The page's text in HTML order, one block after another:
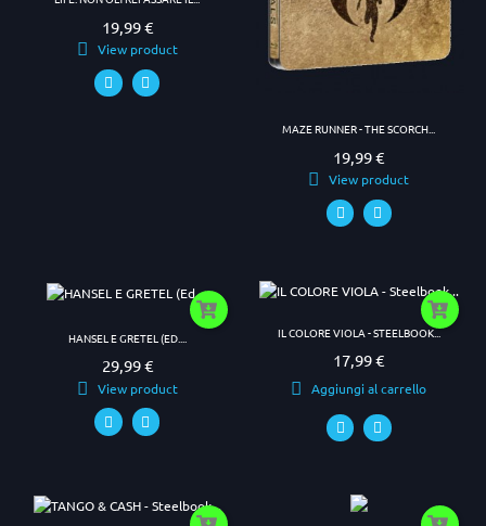
Prezzo
19,99 €
View product
MAZE RUNNER - THE SCORCH...
Prezzo
19,99 €
View product
HANSEL E GRETEL (ED....
Prezzo
29,99 €
View product
IL COLORE VIOLA - STEELBOOK...
Prezzo
17,99 €
Aggiungi al carrello